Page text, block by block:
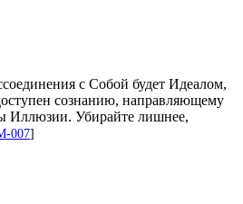
с Собой будет Идеалом,
сознанию, направляющему
Иллюзии. Убирайте лишнее,
007]